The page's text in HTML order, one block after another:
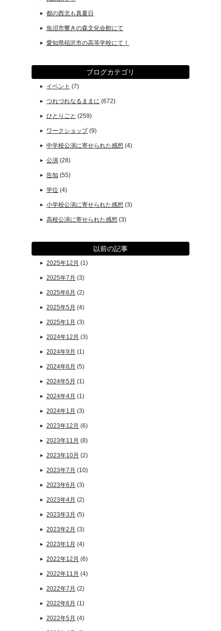
都の西北も真夏日
魚沼市響きの森文化会館にて
愛知県稲沢市の高等学校にて！
ブログカテゴリ
イベント (7)
つれづれなるままに (672)
ひとりごと (259)
ワークショップ(9)
中学校公演に寄せられた感想 (4)
公演 (28)
告知 (55)
学位 (4)
小学校公演に寄せられた感想 (3)
高校公演に寄せられた感想 (3)
以前の記事
2025年12月 (1)
2025年7月 (3)
2025年6月 (2)
2025年5月 (4)
2025年1月 (3)
2024年12月 (3)
2024年9月 (1)
2024年6月 (5)
2024年5月 (1)
2024年4月 (1)
2024年1月 (3)
2023年12月 (6)
2023年11月 (8)
2023年10月 (2)
2023年7月 (10)
2023年6月 (3)
2023年4月 (2)
2023年3月 (5)
2023年2月 (3)
2023年1月 (4)
2022年12月 (6)
2022年11月 (4)
2022年7月 (2)
2022年6月 (1)
2022年5月 (4)